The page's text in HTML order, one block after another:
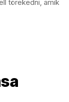
törekedni, amik